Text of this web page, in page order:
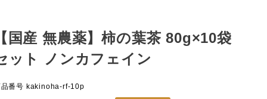
国産 無農薬】柿の葉茶 80g×10袋
ット ノンカフェイン
番号 kakinoha-rf-10p